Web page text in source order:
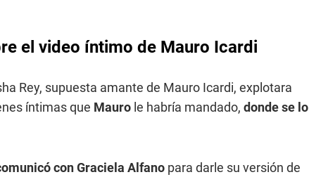
el video íntimo de Mauro Icardi
Rey, supuesta amante de Mauro Icardi, explotara
íntimas que Mauro le habría mandado, donde se lo
con Graciela Alfano para darle su versión de